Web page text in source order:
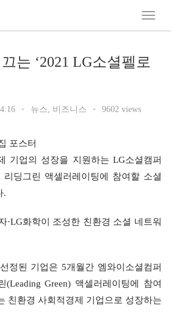
는 ‘2021 LG소셜펠로
• 뉴스, 비즈니스 • 9602 views
포스터
기업의 성장을 지원하는 LG소셜캠퍼
딩그린 액셀러레이팅에 참여할 소셜
.
·LG화학이 조성한 친환경 소셜 네트워
정된 기업은 5개월간 엠와이소셜컴퍼
(Leading Green) 액셀러레이팅에 참여
친환경 사회적경제 기업으로 성장하는